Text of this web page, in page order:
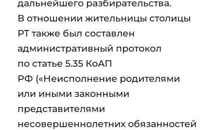
дальнейшего разбирательства.
В отношении жительницы столицы
РТ также был составлен
административный протокол
по статье 5.35 КоАП
РФ («Неисполнение родителями
или иными законными
представителями
несовершеннолетних обязанностей